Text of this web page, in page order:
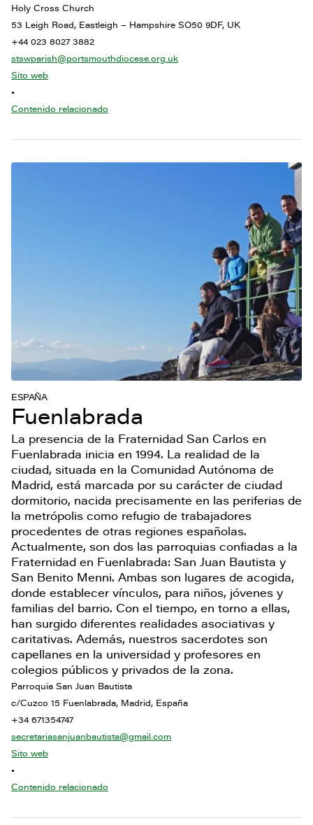
Holy Cross Church
53 Leigh Road, Eastleigh – Hampshire SO50 9DF, UK
+44 023 8027 3882
stswparish@portsmouthdiocese.org.uk
Sito web
•
Contenido relacionado
ESPAÑA
Fuenlabrada
La presencia de la Fraternidad San Carlos en
Fuenlabrada inicia en 1994. La realidad de la
ciudad, situada en la Comunidad Autónoma de
Madrid, está marcada por su carácter de ciudad
dormitorio, nacida precisamente en las periferias de
la metrópolis como refugio de trabajadores
procedentes de otras regiones españolas.
Actualmente, son dos las parroquias confiadas a la
Fraternidad en Fuenlabrada: San Juan Bautista y
San Benito Menni. Ambas son lugares de acogida,
donde establecer vínculos, para niños, jóvenes y
familias del barrio. Con el tiempo, en torno a ellas,
han surgido diferentes realidades asociativas y
caritativas. Además, nuestros sacerdotes son
capellanes en la universidad y profesores en
colegios públicos y privados de la zona.
Parroquia San Juan Bautista
c/Cuzco 15 Fuenlabrada, Madrid, España
+34 671354747
secretariasanjuanbautista@gmail.com
Sito web
•
Contenido relacionado